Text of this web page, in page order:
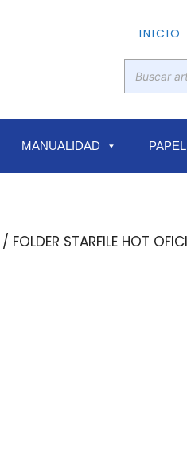
INICIO
MANUALIDAD PAPEL
/ FOLDER STARFILE HOT